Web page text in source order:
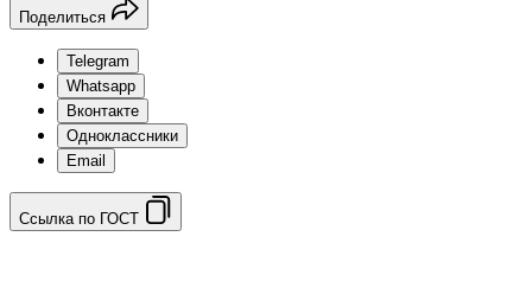
Поделиться
Telegram
Whatsapp
Вконтакте
Одноклассники
Email
Ссылка по ГОСТ